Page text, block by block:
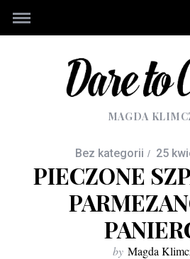
MAGDA
Bez kategorii 25
PIECZONE
by Magda